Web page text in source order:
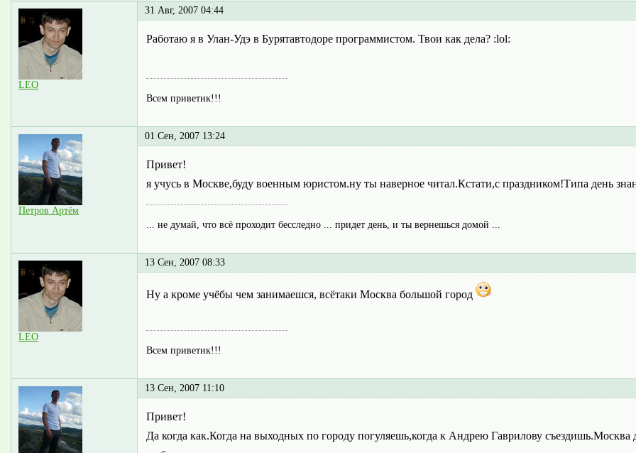
LEO
31 Авг, 2007 04:44
Работаю я в Улан-Удэ в Бурятавтодоре программистом. Твои как дела? :lol:
Всем приветик!!!
Петров Артём
01 Сен, 2007 13:24
Привет!
я учусь в Москве,буду военным юристом.ну ты наверное читал.Кстати,с праздником!Типа день
... не думай, что всё проходит бесследно ... придет день, и ты вернешься домой ...
LEO
13 Сен, 2007 08:33
Ну а кроме учёбы чем занимаешся, всётаки Москва большой город
Всем приветик!!!
13 Сен, 2007 11:10
Привет!
Да когда как.Когда на выходных по городу погуляешь,когда к Андрею Гаврилову